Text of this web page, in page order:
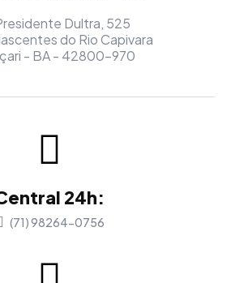
Dultra, 525
do Rio Capivara
- BA - 42800-970
24h:
(71) 98264-0756